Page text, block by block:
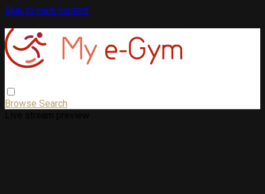
Skip to main content
Browse Search